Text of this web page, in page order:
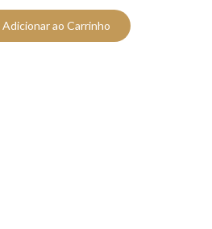
Adicionar ao Carrinho